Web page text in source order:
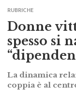
RUBRICHE
Donne
spesso si
La dinamica
coppia è al